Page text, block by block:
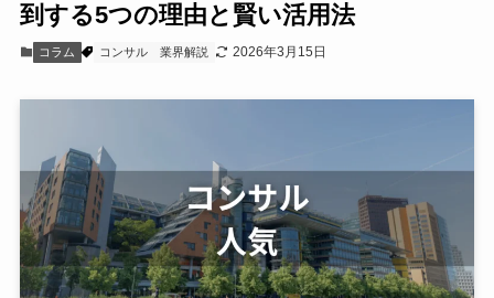
到する5つの理由と賢い活用法
コラム コンサル 業界解説 2026年3月15日